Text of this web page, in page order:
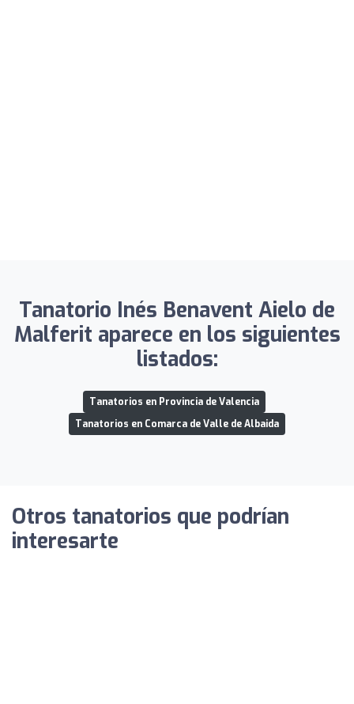
Tanatorio Inés Benavent Aielo de
Malferit aparece en los siguientes
listados:
Tanatorios en Provincia de Valencia
Tanatorios en Comarca de Valle de Albaida
Otros tanatorios que podrían
interesarte